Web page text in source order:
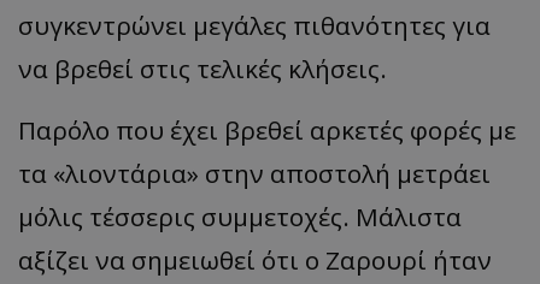
συγκεντρώνει μεγάλες πιθανότητες για
να βρεθεί στις τελικές κλήσεις.
Παρόλο που έχει βρεθεί αρκετές φορές με
τα «λιοντάρια» στην αποστολή μετράει
μόλις τέσσερις συμμετοχές. Μάλιστα
αξίζει να σημειωθεί ότι ο Ζαρουρί ήταν